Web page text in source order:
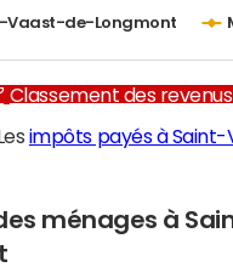
Vaast-de-Longmont
Classement des
impôts payés à
ménages à